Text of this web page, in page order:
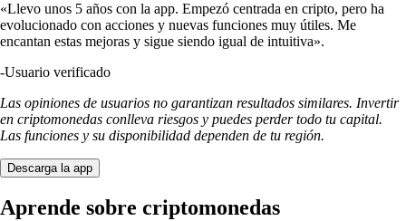
«Llevo unos 5 años con la app. Empezó centrada en cripto, pero ha
evolucionado con acciones y nuevas funciones muy útiles. Me
encantan estas mejoras y sigue siendo igual de intuitiva».
-Usuario verificado
Las opiniones de usuarios no garantizan resultados similares. Invertir
en criptomonedas conlleva riesgos y puedes perder todo tu capital.
Las funciones y su disponibilidad dependen de tu región.
Descarga la app
Aprende sobre criptomonedas